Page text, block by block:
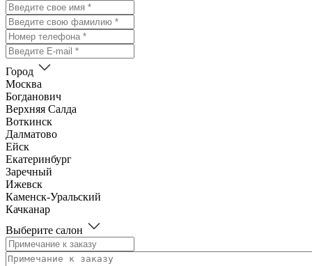
Город
Москва
Богданович
Верхняя Салда
Воткинск
Далматово
Ейск
Екатеринбург
Заречный
Ижевск
Каменск-Уральский
Качканар
Красноуфимск
Красноярск
Михайловка
Выберите салон